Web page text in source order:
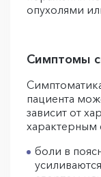
опухолями
Симптомы
пациента
зависит от
характерным
боли в